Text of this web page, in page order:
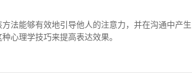
法能够有效地引导他人的注意力，并在沟通中产生
心理学技巧来提高表达效果。